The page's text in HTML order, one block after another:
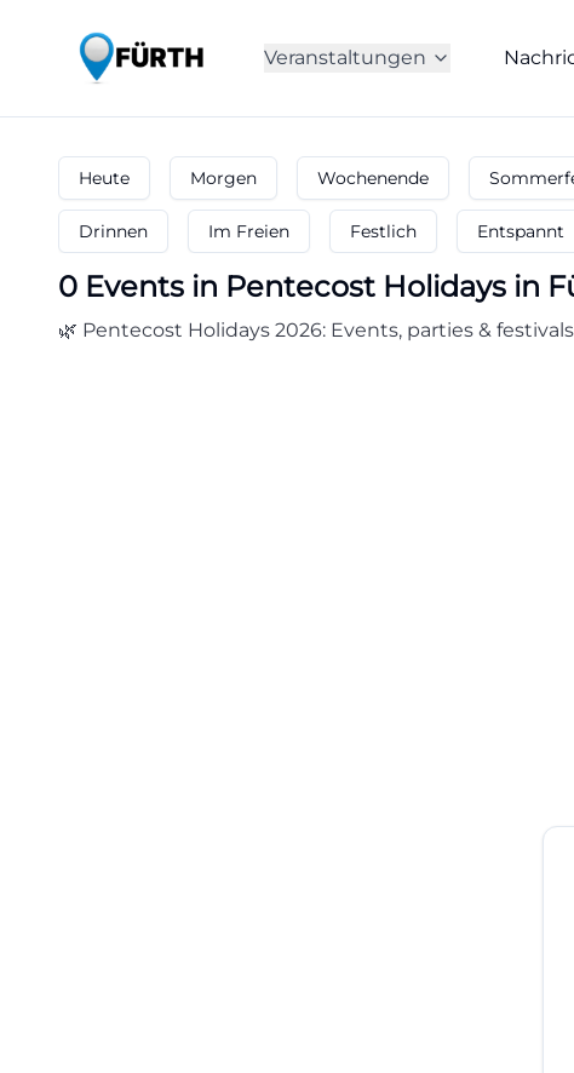
Veranstaltungen
Heute Morgen Wochenende
Drinnen Im Freien Festlich Entspannt
0 Events in Pentecost Holidays in
🌿 Pentecost Holidays 2026: Events, parties &